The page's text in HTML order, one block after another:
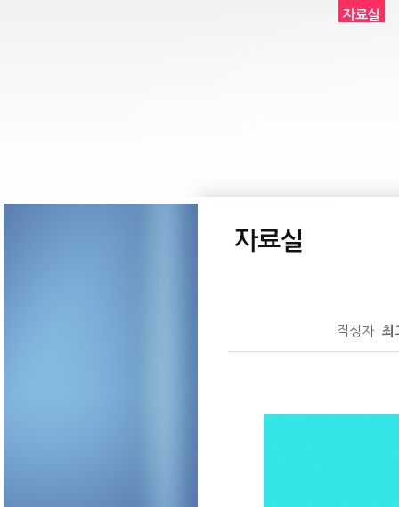
자료실
작성자 최